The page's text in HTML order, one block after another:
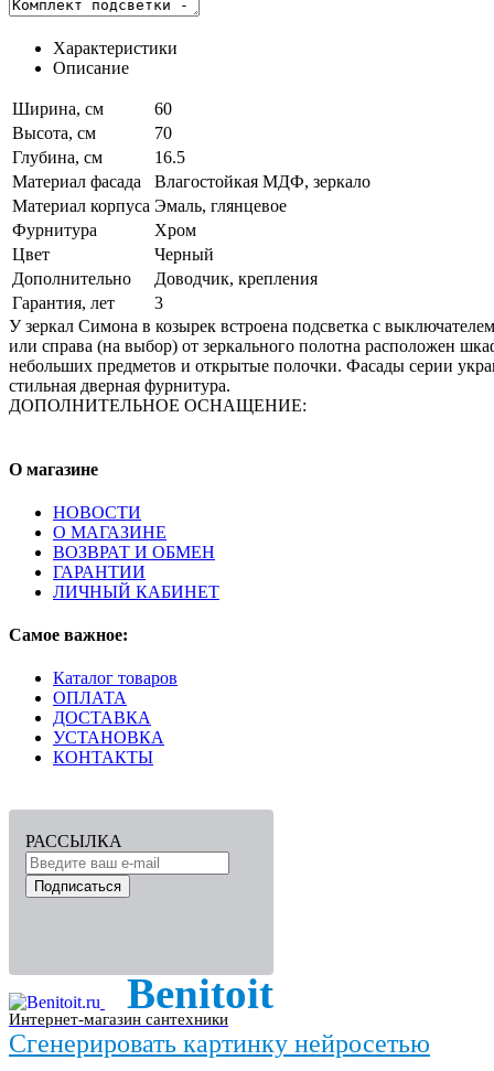
Характеристики
Описание
Ширина, см
60
Высота, см
70
Глубина, см
16.5
Материал фасада
Влагостойкая МДФ, зеркало
Материал корпуса Эмаль, глянцевое
Фурнитура
Хром
Цвет
Черный
Дополнительно
Доводчик, крепления
Гарантия, лет
3
У зеркал Симона в козырек встроена подсветка с
или справа (на выбор) от зеркального полотна расположен
небольших предметов и открытые полочки. Фасады серии
стильная дверная фурнитура.
ДОПОЛНИТЕЛЬНОЕ ОСНАЩЕНИЕ:
О магазине
НОВОСТИ
О МАГАЗИНЕ
ВОЗВРАТ И ОБМЕН
ГАРАНТИИ
ЛИЧНЫЙ КАБИНЕТ
Самое важное:
Каталог товаров
ОПЛАТА
ДОСТАВКА
УСТАНОВКА
КОНТАКТЫ
РАССЫЛКА
Подписаться
Benitoit
Интернет-магазин сантехники
Сгенерировать картинку нейросетью